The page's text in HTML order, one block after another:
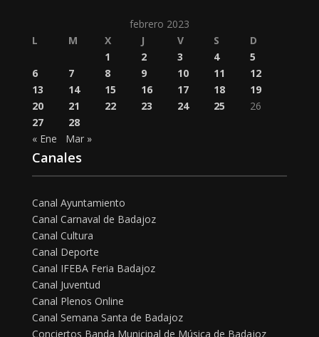
febrero 2023
L
M X J V S
D
1
2 3 4
5
6
7 8 9 10 11
12
13
14 15 16 17 18
19
20
21 22 23 24 25
26
27
28
« Ene
Mar »
Canales
Canal Ayuntamiento
Canal Carnaval de Badajoz
Canal Cultura
Canal Deporte
Canal IFEBA Feria Badajoz
Canal Juventud
Canal Plenos Online
Canal Semana Santa de Badajoz
Conciertos Banda Municipal de Música de Badajoz